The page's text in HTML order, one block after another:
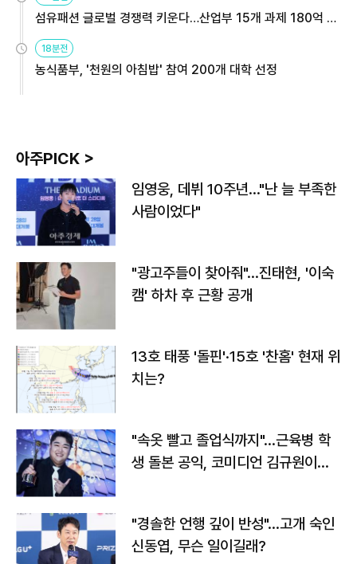
섬유패션 글로벌 경쟁력 키운다…산업부 15개 과제 180억 지
18분전
농식품부, '천원의 아침밥' 참여 200개 대학 선정
아주PICK >
임영웅, 데뷔 10주년…"난 늘 부족한
사람이었다"
"광고주들이 찾아줘"…진태현, '이숙
캠' 하차 후 근황 공개
13호 태풍 '돌핀'·15호 '찬홈' 현재 위
치는?
"속옷 빨고 졸업식까지"…근육병 학
생 돌본 공익, 코미디언 김규원이었
"경솔한 언행 깊이 반성"…고개 숙인
신동엽, 무슨 일이길래?